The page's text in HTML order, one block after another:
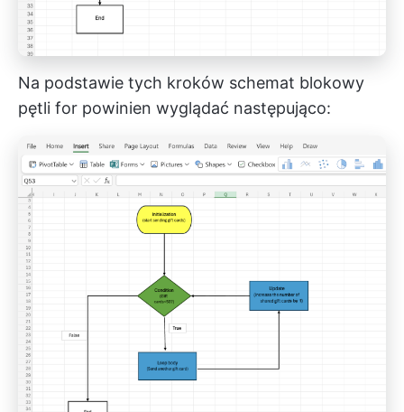
Na podstawie tych kroków schemat blokowy
pętli for powinien wyglądać następująco: